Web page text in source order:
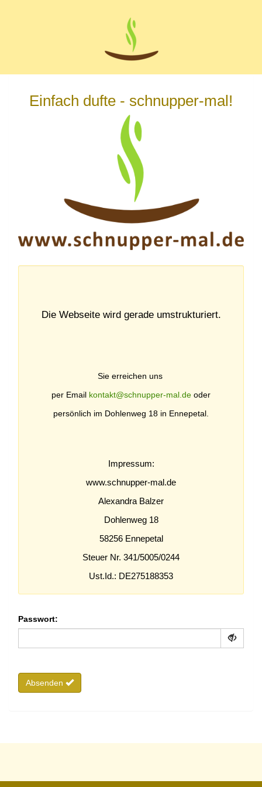
Einfach dufte - schnupper-mal!
Die Webseite wird gerade umstrukturiert.
Sie erreichen uns
per Email kontakt@schnupper-mal.de oder
persönlich im Dohlenweg 18 in Ennepetal.
Impressum:
www.schnupper-mal.de
Alexandra Balzer
Dohlenweg 18
58256 Ennepetal
Steuer Nr. 341/5005/0244
Ust.Id.: DE275188353
Passwort:
Absenden